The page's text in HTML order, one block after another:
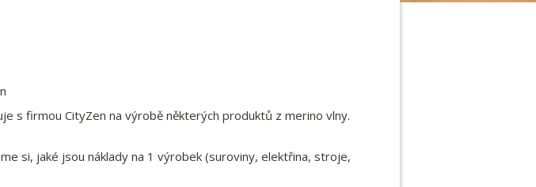
s firmou CityZen na výrobě některých produktů z merino vlny.
si, jaké jsou náklady na 1 výrobek (suroviny, elektřina, stroje,